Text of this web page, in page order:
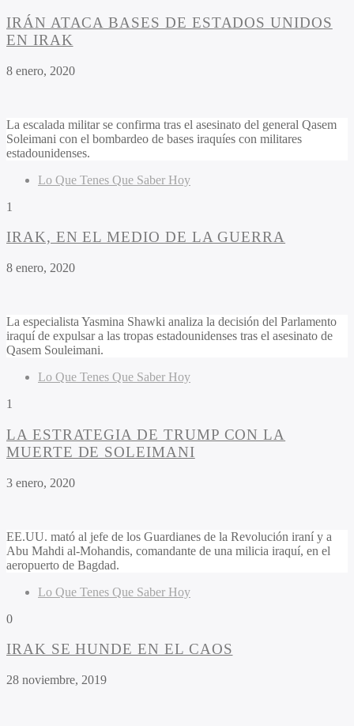
IRÁN ATACA BASES DE ESTADOS UNIDOS
EN IRAK
8 enero, 2020
La escalada militar se confirma tras el asesinato del general Qasem
Soleimani con el bombardeo de bases iraquíes con militares
estadounidenses.
Lo Que Tenes Que Saber Hoy
1
IRAK, EN EL MEDIO DE LA GUERRA
8 enero, 2020
La especialista Yasmina Shawki analiza la decisión del Parlamento
iraquí de expulsar a las tropas estadounidenses tras el asesinato de
Qasem Souleimani.
Lo Que Tenes Que Saber Hoy
1
LA ESTRATEGIA DE TRUMP CON LA
MUERTE DE SOLEIMANI
3 enero, 2020
EE.UU. mató al jefe de los Guardianes de la Revolución iraní y a
Abu Mahdi al-Mohandis, comandante de una milicia iraquí, en el
aeropuerto de Bagdad.
Lo Que Tenes Que Saber Hoy
0
IRAK SE HUNDE EN EL CAOS
28 noviembre, 2019